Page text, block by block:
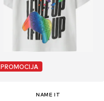
PROMOCIJA
NAME IT